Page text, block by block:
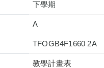
下學期
A
TFOGB4F1660 2A
教學計畫表